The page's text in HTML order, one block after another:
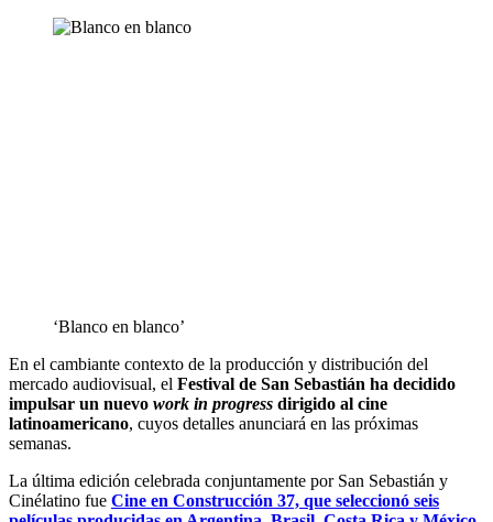
‘Blanco en blanco’
En el cambiante contexto de la producción y distribución del
mercado audiovisual, el Festival de San Sebastián ha decidido
impulsar un nuevo work in progress dirigido al cine
latinoamericano, cuyos detalles anunciará en las próximas
semanas.
La última edición celebrada conjuntamente por San Sebastián y
Cinélatino fue Cine en Construcción 37, que seleccionó seis